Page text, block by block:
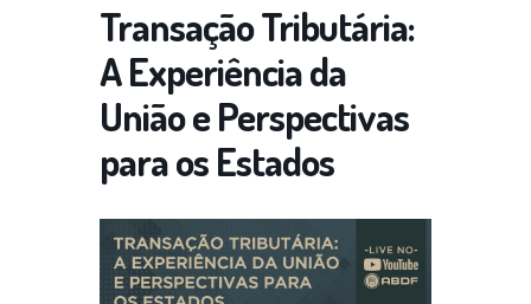
Transação Tributária:
A Experiência da
União e Perspectivas
para os Estados